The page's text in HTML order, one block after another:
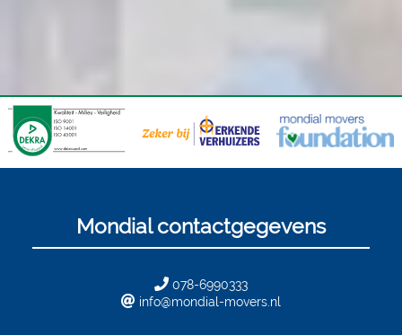
Mondial contactgegevens
078-6990333
info@mondial-movers.nl